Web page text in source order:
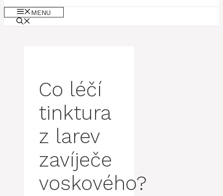
MENU
Co léčí
tinktura
z larev
zavíječe
voskového?